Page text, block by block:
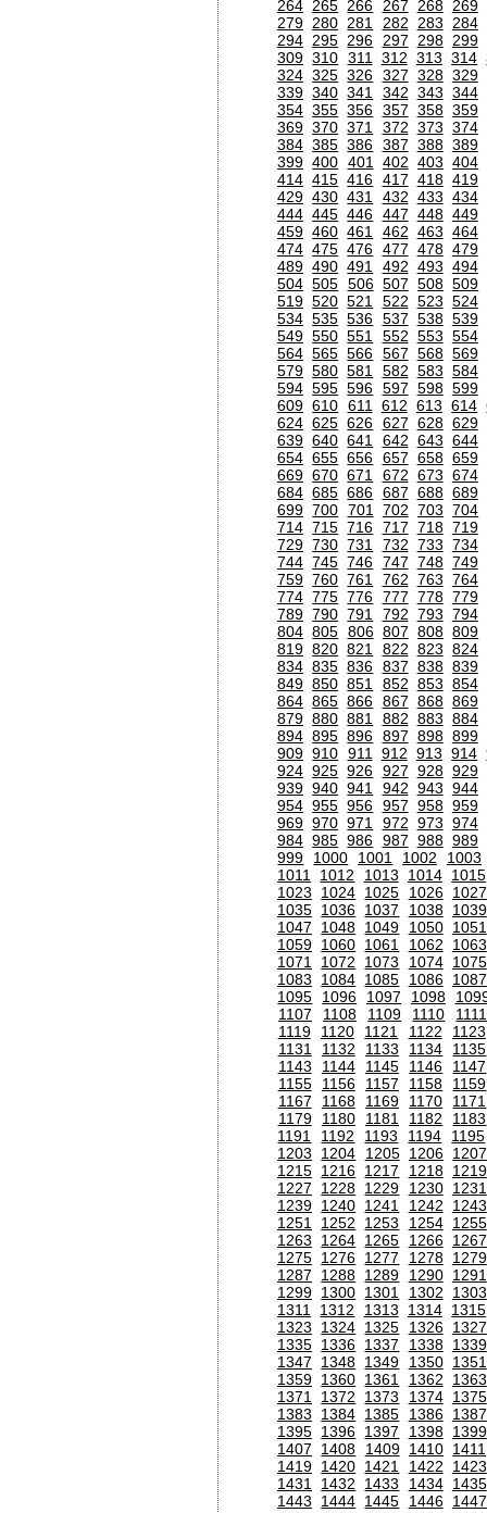
264 265 266 267 268 269
279 280 281 282 283 284
294 295 296 297 298 299
309 310 311 312 313 314
324 325 326 327 328 329
339 340 341 342 343 344
354 355 356 357 358 359
369 370 371 372 373 374
384 385 386 387 388 389
399 400 401 402 403 404
414 415 416 417 418 419
429 430 431 432 433 434
444 445 446 447 448 449
459 460 461 462 463 464
474 475 476 477 478 479
489 490 491 492 493 494
504 505 506 507 508 509
519 520 521 522 523 524
534 535 536 537 538 539
549 550 551 552 553 554
564 565 566 567 568 569
579 580 581 582 583 584
594 595 596 597 598 599
609 610 611 612 613 614
624 625 626 627 628 629
639 640 641 642 643 644
654 655 656 657 658 659
669 670 671 672 673 674
684 685 686 687 688 689
699 700 701 702 703 704
714 715 716 717 718 719
729 730 731 732 733 734
744 745 746 747 748 749
759 760 761 762 763 764
774 775 776 777 778 779
789 790 791 792 793 794
804 805 806 807 808 809
819 820 821 822 823 824
834 835 836 837 838 839
849 850 851 852 853 854
864 865 866 867 868 869
879 880 881 882 883 884
894 895 896 897 898 899
909 910 911 912 913 914
924 925 926 927 928 929
939 940 941 942 943 944
954 955 956 957 958 959
969 970 971 972 973 974
984 985 986 987 988 989
999
1000 1001 1002
1003
1011
1012 1013 1014 1015
1023
1024 1025 1026 1027
1035 1036 1037 1038 1039
1047
1048 1049 1050 1051
1059 1060 1061 1062
1063
1071
1072 1073 1074 1075
1083
1084 1085 1086 1087
1095
1096 1097 1098
1107
1108 1109 1110
1111
1119
1120 1121 1122
1123
1131
1132 1133 1134
1135
1143
1144 1145 1146
1147
1155
1156 1157 1158
1159
1167
1168 1169 1170
1171
1179
1180 1181 1182
1183
1191
1192 1193 1194
1195
1203
1204 1205 1206 1207
1215 1216 1217 1218 1219
1227
1228 1229 1230 1231
1239 1240 1241 1242
1243
1251
1252 1253 1254 1255
1263
1264 1265 1266 1267
1275 1276 1277 1278 1279
1287
1288 1289 1290 1291
1299 1300 1301 1302
1303
1311
1312 1313 1314 1315
1323
1324 1325 1326 1327
1335 1336 1337 1338 1339
1347
1348 1349 1350 1351
1359 1360 1361 1362
1363
1371
1372 1373 1374 1375
1383
1384 1385 1386 1387
1395 1396 1397 1398 1399
1407
1408 1409 1410 1411
1419 1420 1421 1422
1423
1431
1432 1433 1434 1435
1443
1444 1445 1446 1447